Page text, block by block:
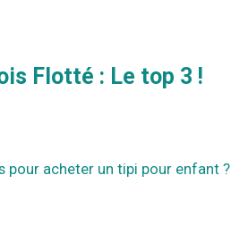
Flotté : Le top 3 !
pour acheter un tipi pour enfant ?